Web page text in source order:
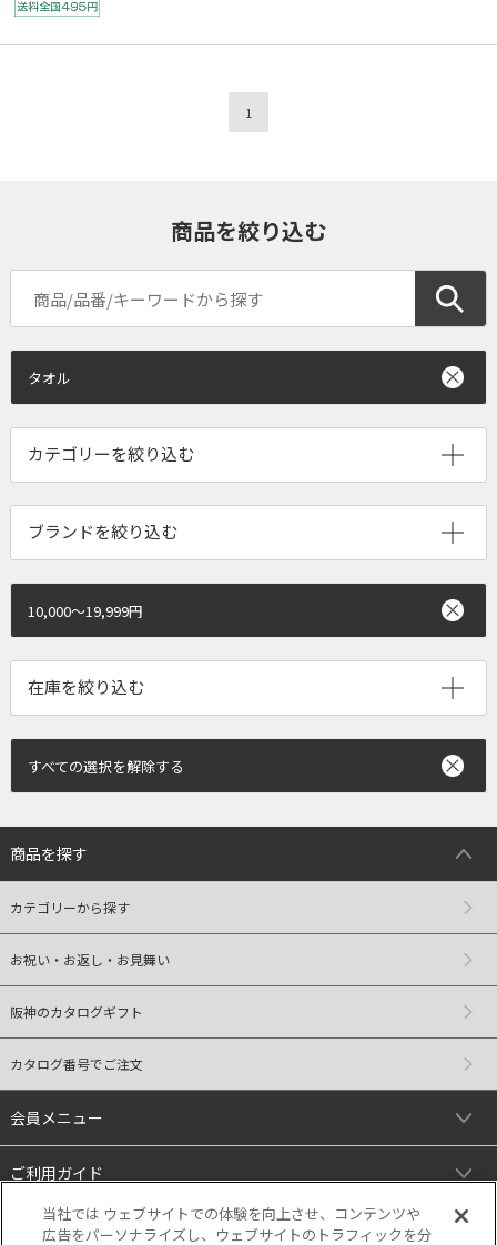
1
商品を絞り込む
タオル
ブランドを絞り込む
10,000～19,999円
すべての選択を解除する
商品を探す
カテゴリーから探す
お祝い・お返し・お見舞い
阪神のカタログギフト
カタログ番号でご注文
会員メニュー
ご利用ガイド
リンク
当社では ウェブサイトでの体験を向上させ、コンテンツや
広告をパーソナライズし、ウェブサイトのトラフィックを分